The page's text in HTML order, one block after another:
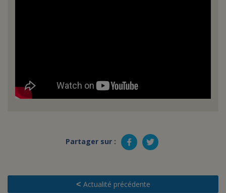
Partager sur :
< Actualité précédente